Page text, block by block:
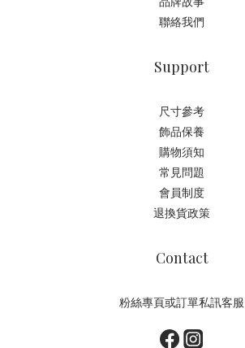
聯絡我們
Support
尺寸參考
飾品保養
購物須知
常見問題
會員制度
退換貨政策
Contact
粉絲專頁或訂單私訊客服